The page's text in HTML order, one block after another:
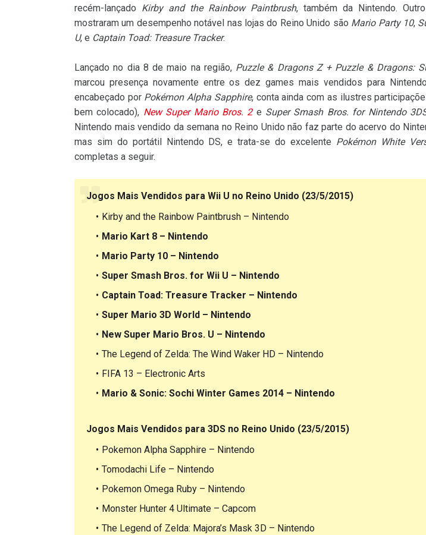
recém-lançado Kirby and the Rainbow Paintbrush, também da Nintendo.
mostraram um desempenho notável nas lojas do Reino Unido são Mario Party 10,
U, e Captain Toad: Treasure Tracker.
Lançado no dia 8 de maio na região, Puzzle & Dragons Z + Puzzle & Dragons:
marcou presença novamente entre os dez games mais vendidos para
encabeçado por Pokémon Alpha Sapphire, conta ainda com as ilustres
bem colocado), New Super Mario Bros. 2e Super Smash Bros. for Nintendo
Nintendo mais vendido da semana no Reino Unido não faz parte do acervo do
mas sim do portátil Nintendo DS, e trata-se do excelente Pokémon White
completas a seguir.
Jogos Mais Vendidos para Wii U no Reino Unido (23/5/2015)
Kirby and the Rainbow Paintbrush – Nintendo
Mario Kart 8 – Nintendo
Mario Party 10 – Nintendo
Super Smash Bros. for Wii U – Nintendo
Captain Toad: Treasure Tracker – Nintendo
Super Mario 3D World – Nintendo
New Super Mario Bros. U – Nintendo
The Legend of Zelda: The Wind Waker HD – Nintendo
FIFA 13 – Electronic Arts
Mario & Sonic: Sochi Winter Games 2014 – Nintendo
Jogos Mais Vendidos para 3DS no Reino Unido (23/5/2015)
Pokemon Alpha Sapphire – Nintendo
Tomodachi Life – Nintendo
Pokemon Omega Ruby – Nintendo
Monster Hunter 4 Ultimate – Capcom
The Legend of Zelda: Majora’s Mask 3D – Nintendo